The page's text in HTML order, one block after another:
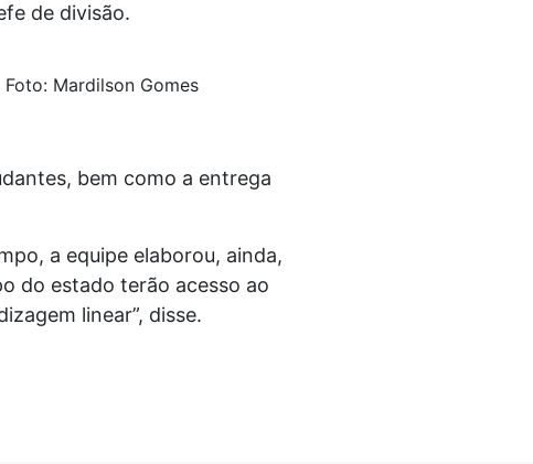
de divisão.
Mardilson Gomes
bem como a entrega
a equipe elaborou, ainda,
do estado terão acesso ao
linear”, disse.